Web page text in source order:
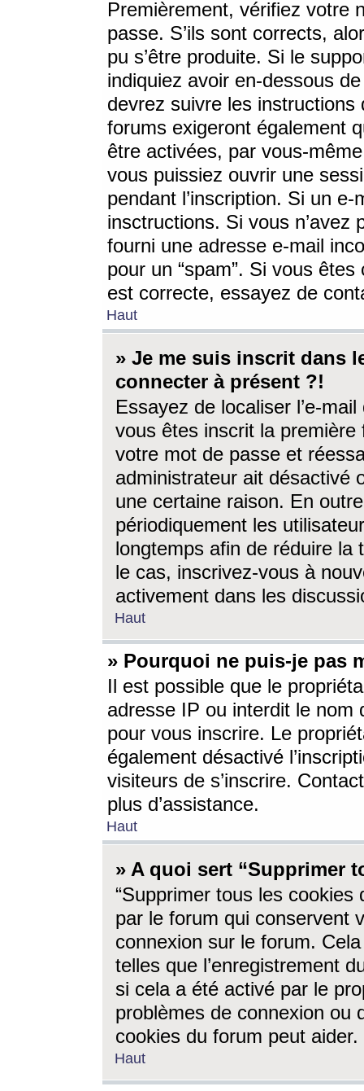
Premièrement, vérifiez votre
passe. S’ils sont corrects,
pu s’être produite. Si le
indiquiez avoir en-dessous
devrez suivre les
forums exigeront également
être activées, par vous-
vous puissiez ouvrir une
pendant l’inscription. Si un
insctructions. Si vous n’avez
fourni une adresse e-mail
pour un “spam”. Si vous
est correcte, essayez de
Haut
» Je me suis inscrit dans
connecter à présent ?!
Essayez de localiser l’e-
vous êtes inscrit la première
votre mot de passe et
administrateur ait désactivé
une certaine raison. En
périodiquement les
longtemps afin de réduire la
le cas, inscrivez-vous à
activement dans les
Haut
» Pourquoi ne puis-je pas
Il est possible que le
adresse IP ou interdit le nom
pour vous inscrire. Le
également désactivé
visiteurs de s’inscrire.
plus d’assistance.
Haut
» A quoi sert “Supprimer
“Supprimer tous les cookies
par le forum qui conservent
connexion sur le forum.
telles que l’enregistrement
si cela a été activé par le
problèmes de connexion ou
cookies du forum peut aider.
Haut